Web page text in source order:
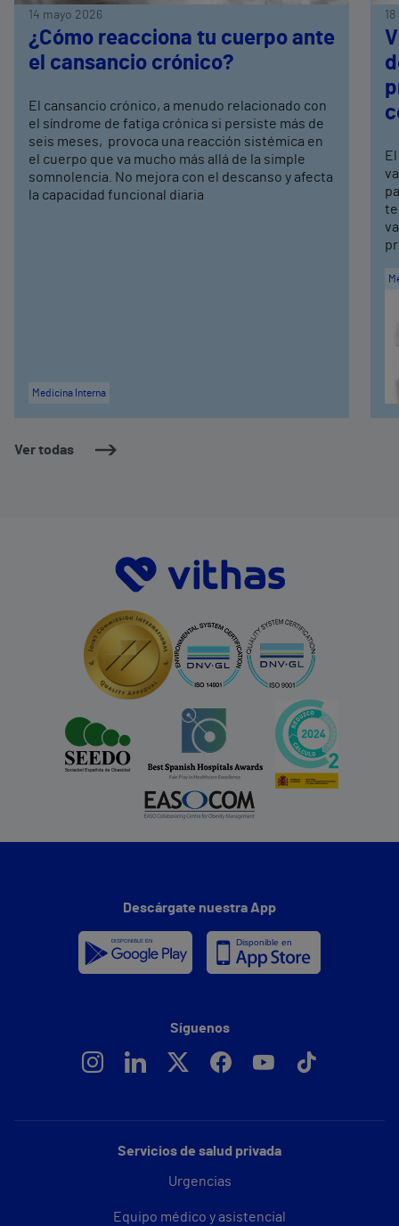
Ver todas
14 mayo 2026
¿Cómo reacciona tu cuerpo ante
el cansancio crónico?
El cansancio crónico, a menudo relacionado con
el síndrome de fatiga crónica si persiste más de
seis meses, provoca una reacción sistémica en
el cuerpo que va mucho más allá de la simple
somnolencia. No mejora con el descanso y afecta
la capacidad funcional diaria
Medicina Interna
Servicios de salud privada
Urgencias
Equipo médico y asistencial
Descárgate nuestra App
Síguenos